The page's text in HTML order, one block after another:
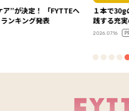
ヘ
１本で30gのプロテイン！
践する充実の高たんぱくラ